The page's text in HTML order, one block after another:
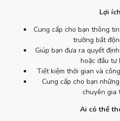
Lợi
Cung cấp cho bạn thông
trường bất
Giúp bạn đưa ra quyết
hoặc đầu tư
Tiết kiệm thời gian và
Cung cấp cho bạn
chuyên gia
Ai có thể